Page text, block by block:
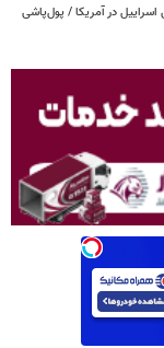
در آمریکا / پول‌پاشی